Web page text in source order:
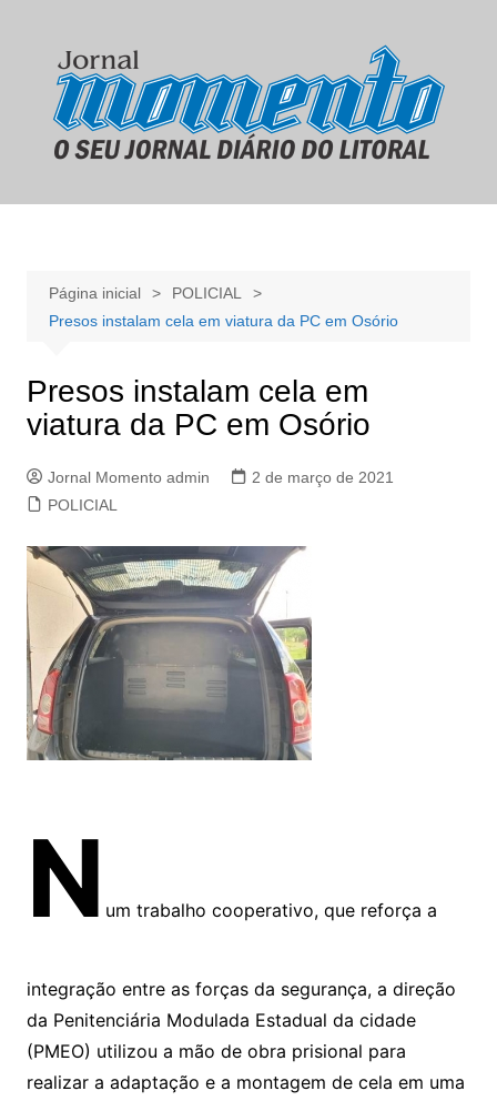
conteúdo
Página inicial
POLICIAL
Presos instalam cela em viatura da PC em Osório
Presos instalam cela em
viatura da PC em Osório
Jornal Momento admin
2 de março de 2021
POLICIAL
N um trabalho cooperativo, que reforça a
integração entre as forças da segurança, a direção
da Penitenciária Modulada Estadual da cidade
(PMEO) utilizou a mão de obra prisional para
realizar a adaptação e a montagem de cela em uma